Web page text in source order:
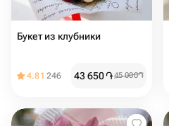
Букет из клубники
4.81 246 43 650֏45 000֏